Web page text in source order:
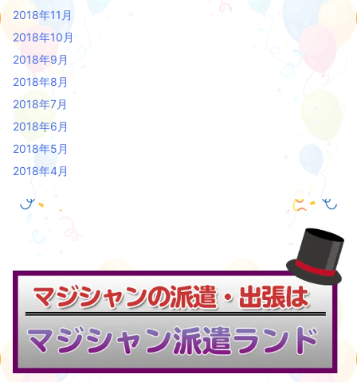
2018年11月
2018年10月
2018年9月
2018年8月
2018年7月
2018年6月
2018年5月
2018年4月